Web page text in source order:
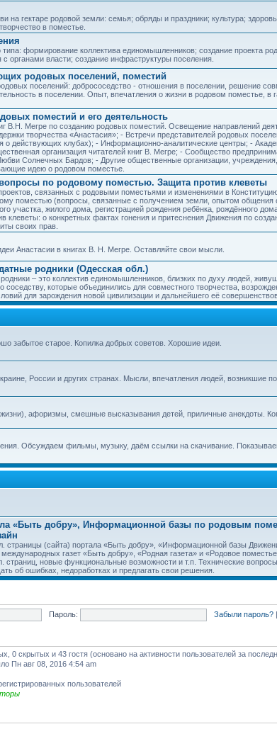
на гектаре родовой земли: семья; обряды и праздники; культура;
в поместье.
формирование коллектива единомышленников; создание проекта
органами власти; создание инфраструктуры поселения.
родовых поселений, поместий
поселений: добрососедство - отношения в поселении, решение
в поселении. Опыт, впечатления о жизни в родовом поместье, в
поместий и его деятельность
В.Н. Мегре по созданию родовых поместий. Освещение направлений
творчества «Анастасия»; - Встречи представителей родовых
о действующих клубах); - Информационно-аналитические центры; -
организация читателей книг В. Мегре; - Сообщество
Солнечных Бардов; - Другие общественные организации, учреждения,
идею о родовом поместье.
по родовому поместью. Защита против клеветы
связанных с родовыми поместьями и изменениями в
поместью (вопросы, связанные с получением земли, опытом
участка, жилого дома, регистрацией рождения ребёнка, рождённого
клеветы: о конкретных фактах гонения и притеснения Движения по
своих прав.
Анастасии в книгах В. Н. Мегре. Оставляйте свои мысли.
родники (Одесская обл.)
– это коллектив единомышленников, близких по духу людей,
которые объединились для совместного творчества,
для зарождения новой цивилизации и дальнейшего её
забытое старое. Копилка добрых советов. Хорошие идеи.
России и других странах. Мысли, впечатления людей, возникшие
афоризмы, смешные высказывания детей, приличные анекдоты.
Обсуждаем фильмы, музыку, даём ссылки на скачивание.
«Быть добру», Информационной базы по родовым
страницы (сайта) портала «Быть добру», «Информационной базы
газет «Быть добру», «Родная газета» и «Родовое
страниц, новые функциональные возможности и т.п. Технические
об ошибках, недоработках и предлагать свои решения.
Пароль: Забыли пароль? |
0 скрытых и 43 гостя (основано на активности пользователей за
Пн авг 08, 2016 4:54 am
пользователей